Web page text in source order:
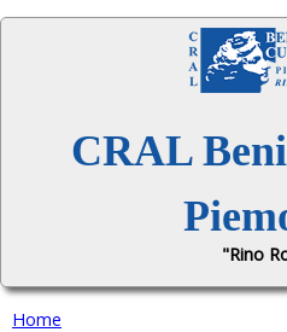
Jump to
CRAL
"Rino
Home